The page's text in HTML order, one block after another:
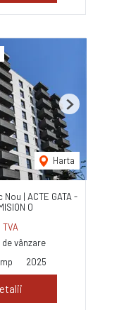
Harta
Next
| ACTE GATA -
0
TVA
vânzare
2025